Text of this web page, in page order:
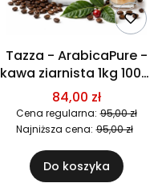
Tazza - ArabicaPure -
kawa ziarnista 1kg 100%
Arabica
84,00 zł
Cena regularna: 95,00 zł
Najniższa cena: 95,00 zł
Do koszyka